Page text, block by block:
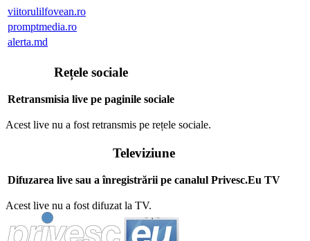
viitorulilfovean.ro
promptmedia.ro
alerta.md
Rețele sociale
Retransmisia live pe paginile sociale
Acest live nu a fost retransmis pe rețele sociale.
Televiziune
Difuzarea live sau a înregistrării pe canalul Privesc.Eu TV
Acest live nu a fost difuzat la TV.